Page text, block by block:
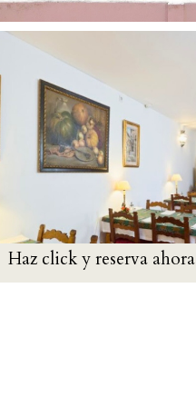
Haz click y reserva ahora